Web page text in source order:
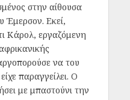
στην αίθουσα
Έμερσον. Εκεί,
Κάρολ, εργαζόμενη
να του
παραγγείλει. Ο
με μπαστούνι την